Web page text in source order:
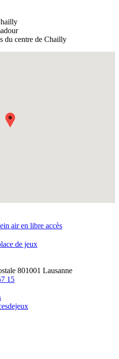
du centre de Chailly
air en libre accès
de jeux
801001 Lausanne
15